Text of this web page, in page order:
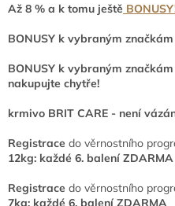
Až 8 % a k tomu ještě
BONUSY k vybraným
BONUSY k vybraným
nakupujte chytře!
krmivo BRIT CARE - není
Registrace do věrnostního
12kg: každé 6. balení ZDARMA
Registrace do věrnostního
7kg: každé 6. balení ZDARMA